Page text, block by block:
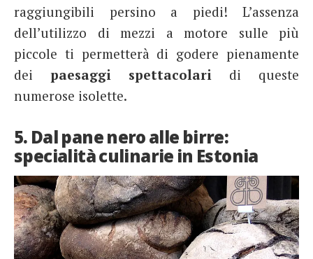
raggiungibili persino a piedi! L’assenza
dell’utilizzo di mezzi a motore sulle più
piccole ti permetterà di godere pienamente
dei paesaggi spettacolari di queste
numerose isolette.
5. Dal pane nero alle birre:
specialità culinarie in Estonia